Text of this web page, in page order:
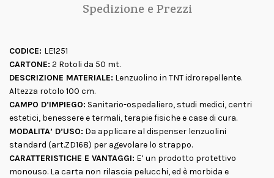
Spedizione e Prezzi
CODICE: LE1251
CARTONE: 2 Rotoli da 50 mt.
DESCRIZIONE MATERIALE: Lenzuolino in TNT idrorepellente.
Altezza rotolo 100 cm.
CAMPO D’IMPIEGO: Sanitario-ospedaliero, studi medici, centri
estetici, benessere e termali, terapie fisiche e case di cura.
MODALITA’ D’USO: Da applicare al dispenser lenzuolini
standard (art.ZD168) per agevolare lo strappo.
CARATTERISTICHE E VANTAGGI: E’ un prodotto protettivo
monouso. La carta non rilascia pelucchi, ed è morbida e